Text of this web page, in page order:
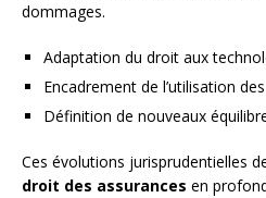
dommages.
Adaptation du droit aux
Encadrement de l’utilisation
Définition de nouveaux
Ces évolutions jurisprudentielles
droit des assurances en